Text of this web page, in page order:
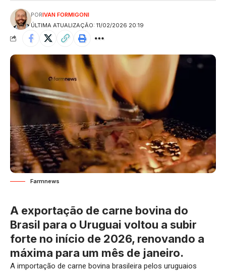
ÚLTIMA ATUALIZAÇÃO: 11/02/2026 20:19
PORIVAN FORMIGONI
Farmnews
A exportação de carne bovina do
Brasil para o Uruguai voltou a subir
forte no início de 2026, renovando a
máxima para um mês de janeiro.
A importação de carne bovina brasileira pelos uruguaios